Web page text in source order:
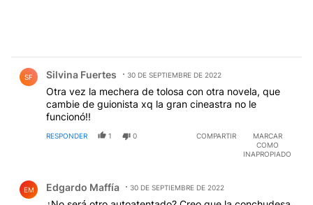
SF Silvina Fuertes 30 DE SEPTIEMBRE DE 2022
Otra vez la mechera de tolosa con otra novela, que
cambie de guionista xq la gran cineastra no le
funcionó!!
RESPONDER 1 0 COMPARTIR
MARCAR
COMO
INAPROPIADO
EM Edgardo Maffía 30 DE SEPTIEMBRE DE 2022